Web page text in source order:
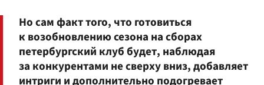
Но сам факт того, что готовиться
к возобновлению сезона на сборах
петербургский клуб будет, наблюдая
за конкурентами не сверху вниз, добавляет
интриги и дополнительно подогревает